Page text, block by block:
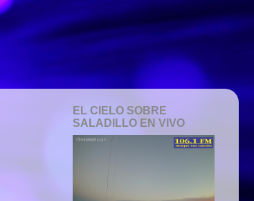
EL CIELO SOBRE
SALADILLO EN VIVO